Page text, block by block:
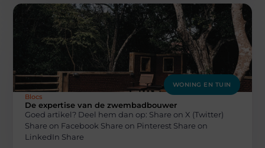
WONING EN TUIN
Blocs
De expertise van de zwembadbouwer
Goed artikel? Deel hem dan op: Share on X (Twitter)
Share on Facebook Share on Pinterest Share on
LinkedIn Share